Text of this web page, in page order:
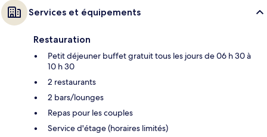
Services et équipements
Restauration
Petit déjeuner buffet gratuit tous les jours de 06 h 30 à
10 h 30
2 restaurants
2 bars/lounges
Repas pour les couples
Service d'étage (horaires limités)